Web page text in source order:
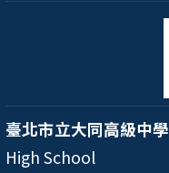
臺北市立大同高級中學
High School